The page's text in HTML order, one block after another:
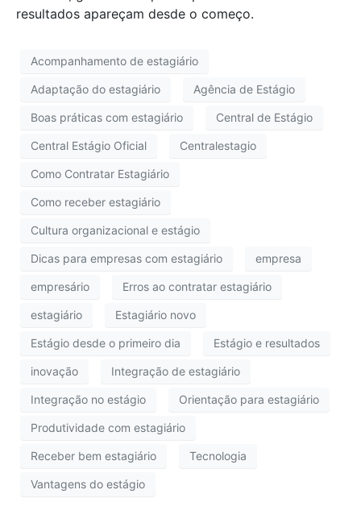
resultados apareçam desde o começo.
Acompanhamento de estagiário
Adaptação do estagiário Agência de Estágio
Boas práticas com estagiário Central de Estágio
Central Estágio Oficial Centralestagio
Como Contratar Estagiário
Como receber estagiário
Cultura organizacional e estágio
Dicas para empresas com estagiário empresa
empresário Erros ao contratar estagiário
estagiário Estagiário novo
Estágio desde o primeiro dia Estágio e resultados
inovação Integração de estagiário
Integração no estágio Orientação para estagiário
Produtividade com estagiário
Receber bem estagiário Tecnologia
Vantagens do estágio